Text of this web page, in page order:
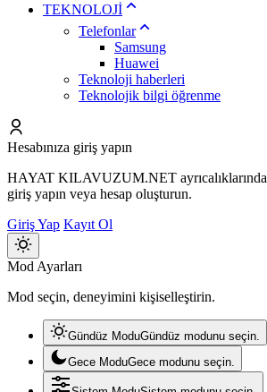
TEKNOLOJİ
Telefonlar
Samsung
Huawei
Teknoloji haberleri
Teknolojik bilgi öğrenme
Hesabınıza giriş yapın
HAYAT KILAVUZUM.NET
giriş yapın veya hesap oluşturun.
Giriş Yap Kayıt Ol
Mod
değiştir
Mod Ayarları
Mod seçin, deneyimini kişiselleştirin.
Gündüz ModuGündüz modunu seçin.
Gece ModuGece modunu seçin.